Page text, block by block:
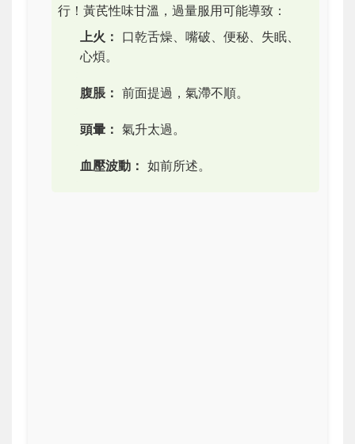
行！黃芪性味甘溫，過量服用可能導致：
上火： 口乾舌燥、嘴破、便秘、失眠、
心煩。
腹脹： 前面提過，氣滯不順。
頭暈： 氣升太過。
血壓波動： 如前所述。